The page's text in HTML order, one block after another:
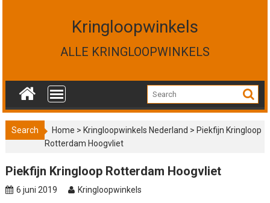
n
Kringloopwinkels
ALLE KRINGLOOPWINKELS
Search Home >Kringloopwinkels Nederland >Piekfijn Kringloop
Rotterdam Hoogvliet
Piekfijn Kringloop Rotterdam Hoogvliet
6 juni 2019
Kringloopwinkels